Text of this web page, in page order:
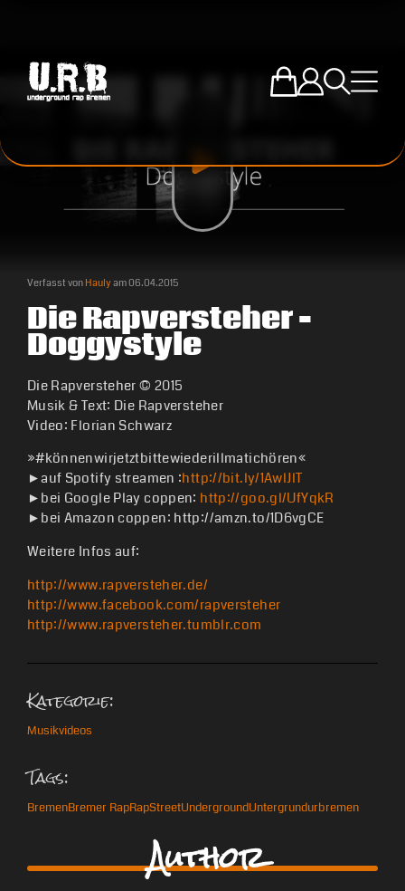
Zum U.R.B-
Einloggen
SucheMenü
Verfasst vonHaulyam06.04.2015
Die Rapversteher –
Doggystyle
Die Rapversteher © 2015
Musik & Text: Die Rapversteher
Video: Florian Schwarz
»#könnenwirjetztbittewiederillmatichören­­«
►auf Spotify streamen :http://bit.ly/1AwlJlT
►bei Google Play coppen: http://goo.gl/UfYqkR
►bei Amazon coppen: http://amzn.to/1D6vgCE
Weitere Infos auf:
http://www.rapversteher.de/
http://www.facebook.com/rapversteher
http://www.rapversteher.tumblr.com
Kategorie:
Musikvideos
Tags:
BremenBremer RapRapStreetUndergroundUntergrundurbremen
Author